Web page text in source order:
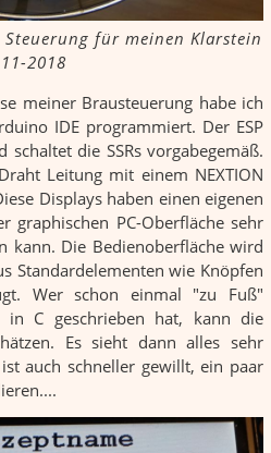
für meinen Klarstein
2018
meiner Brausteuerung habe ich
IDE programmiert. Der ESP
die SSRs vorgabegemäß.
Leitung mit einem NEXTION
Displays haben einen eigenen
graphischen PC-Oberfläche sehr
kann. Die Bedienoberfläche wird
Standardelementen wie Knöpfen
Wer schon einmal "zu Fuß"
in C geschrieben hat, kann die
Es sieht dann alles sehr
auch schneller gewillt, ein paar